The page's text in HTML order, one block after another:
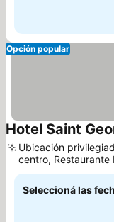
Opción popular
Hotel Saint
Ubicación
centro, Restaurante
María
Seleccioná las